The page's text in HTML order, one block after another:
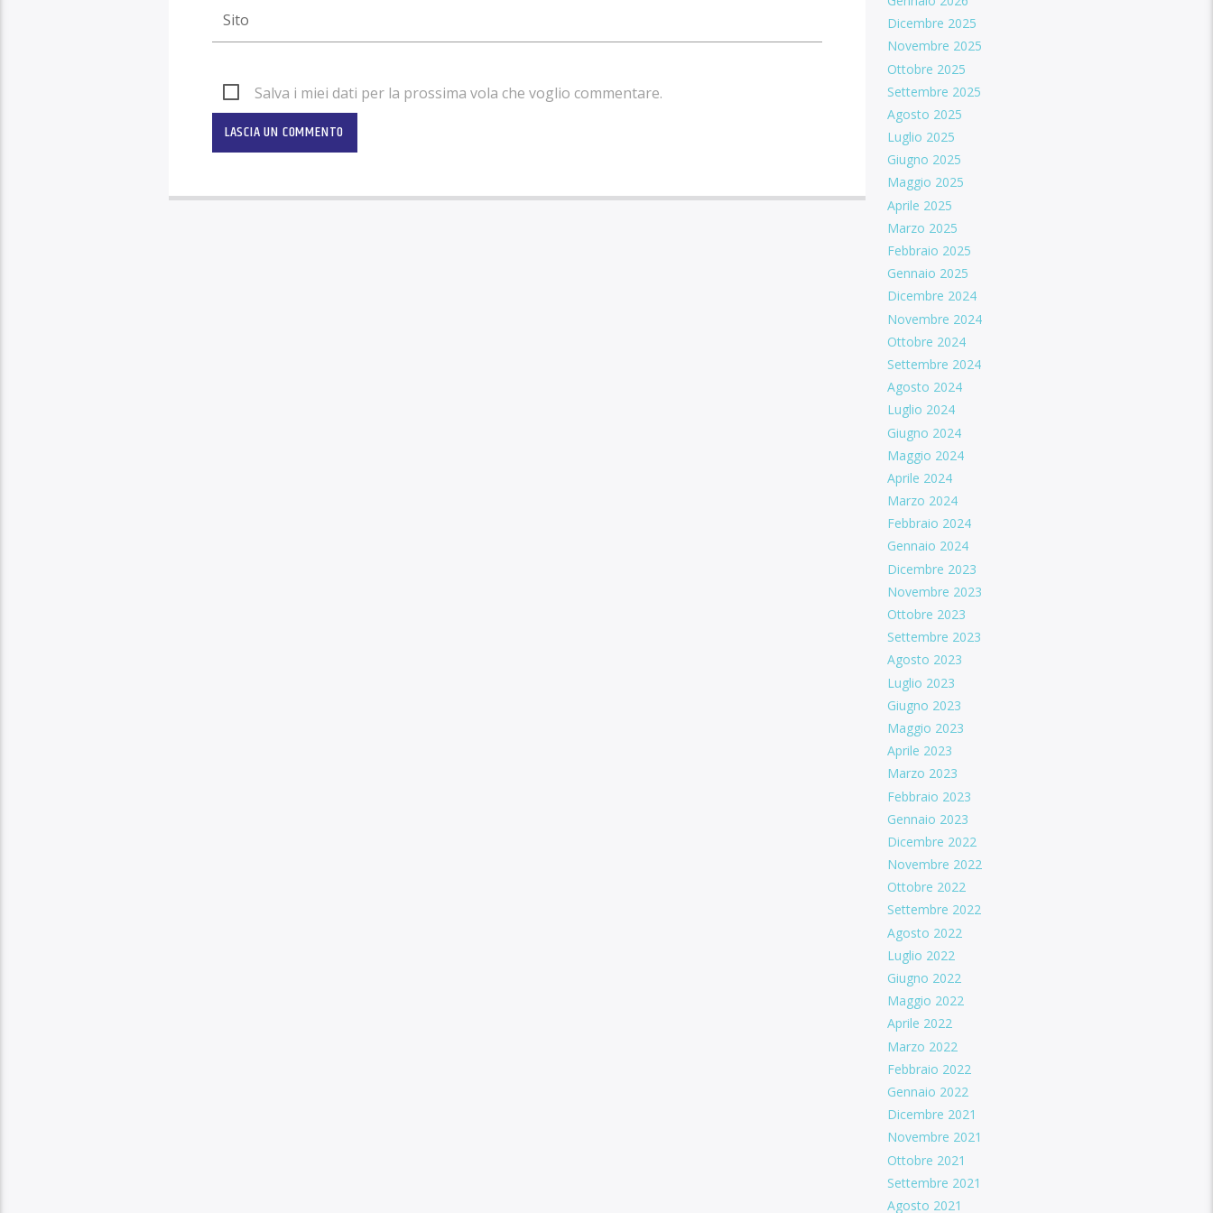
Salva i miei dati per la prossima vola che voglio commentare.
Dicembre 2025
Novembre 2025
Ottobre 2025
Settembre 2025
Agosto 2025
Luglio 2025
Giugno 2025
Maggio 2025
Aprile 2025
Marzo 2025
Febbraio 2025
Gennaio 2025
Dicembre 2024
Novembre 2024
Ottobre 2024
Settembre 2024
Agosto 2024
Luglio 2024
Giugno 2024
Maggio 2024
Aprile 2024
Marzo 2024
Febbraio 2024
Gennaio 2024
Dicembre 2023
Novembre 2023
Ottobre 2023
Settembre 2023
Agosto 2023
Luglio 2023
Giugno 2023
Maggio 2023
Aprile 2023
Marzo 2023
Febbraio 2023
Gennaio 2023
Dicembre 2022
Novembre 2022
Ottobre 2022
Settembre 2022
Agosto 2022
Luglio 2022
Giugno 2022
Maggio 2022
Aprile 2022
Marzo 2022
Febbraio 2022
Gennaio 2022
Dicembre 2021
Novembre 2021
Ottobre 2021
Settembre 2021
Agosto 2021